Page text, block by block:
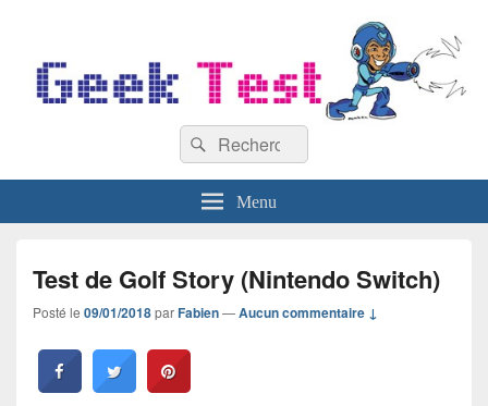
Recherche :
Rechercher
Menu
Test de Golf Story (Nintendo Switch)
Posté le 09/01/2018parFabien—Aucun commentaire ↓